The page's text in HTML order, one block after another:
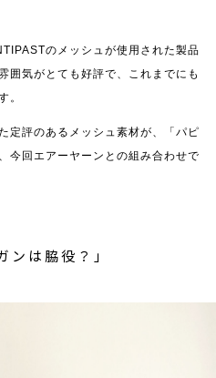
のメッシュが使用された製品
囲気がとても好評で、これまでにも
。
定評のあるメッシュ素材が、「パピ
今回エアーヤーンとの組み合わせで
ンは脇役？」